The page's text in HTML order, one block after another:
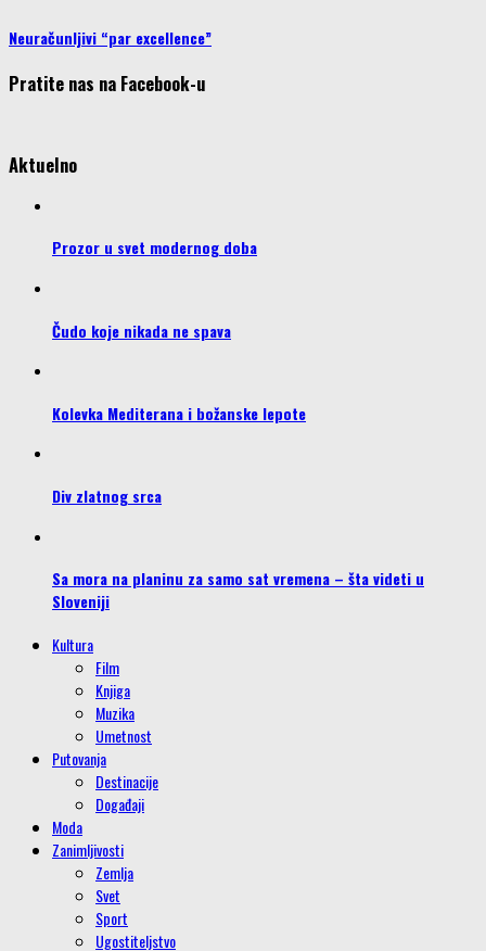
Neuračunljivi “par excellence”
Pratite nas na Facebook-u
Aktuelno
Prozor u svet modernog doba
Čudo koje nikada ne spava
Kolevka Mediterana i božanske lepote
Div zlatnog srca
Sa mora na planinu za samo sat vremena – šta videti u
Sloveniji
Kultura
Film
Knjiga
Muzika
Umetnost
Putovanja
Destinacije
Događaji
Moda
Zanimljivosti
Zemlja
Svet
Sport
Ugostiteljstvo